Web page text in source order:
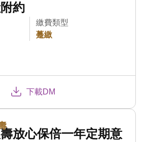
約
繳費類型
躉繳
下載DM
放心保倍一年定期意